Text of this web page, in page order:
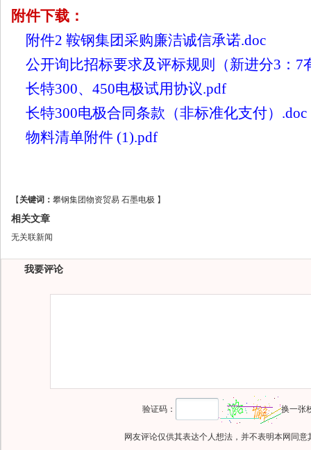
附件下载：
附件2 鞍钢集团采购廉洁诚信承诺.doc
公开询比招标要求及评标规则（新进分3：7
长特300、450电极试用协议.pdf
长特300电极合同条款（非标准化支付）.doc
物料清单附件 (1).pdf
【 关键词： 攀钢集团物资贸易 石墨电极 】
相关文章
无关联新闻
我要评论
验证码： 换一张
网友评论仅供其表达个人想法，并不表明本网同